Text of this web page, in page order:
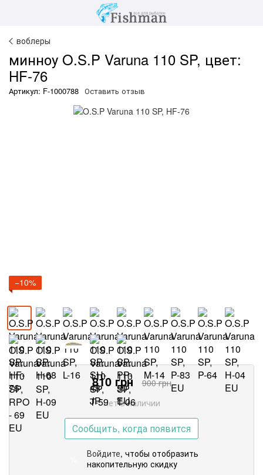
воблеры
минноу O.S.P Varuna 110 SP, цвет:
HF-76
Артикул: F-1000788 Оставить отзыв
−10%
810грн 900грн
Нет в наличии
Сообщить, когда появится
Войдите, чтобы отобразить
накопительную скидку